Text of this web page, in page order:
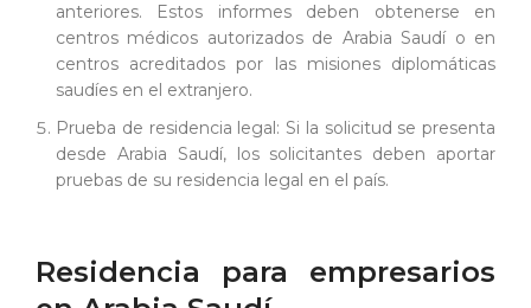
anteriores. Estos informes deben obtenerse en
centros médicos autorizados de Arabia Saudí o en
centros acreditados por las misiones diplomáticas
saudíes en el extranjero.
Prueba de residencia legal: Si la solicitud se presenta
desde Arabia Saudí, los solicitantes deben aportar
pruebas de su residencia legal en el país.
Residencia para empresarios